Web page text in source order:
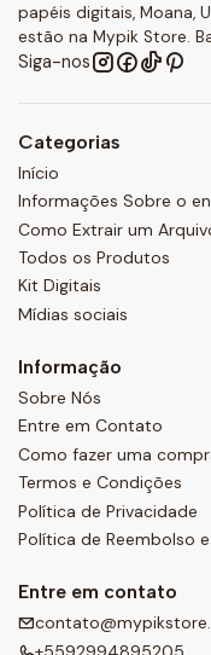
papéis digitais, Moana,
estão na Mypik Store.
Siga-nos
Categorias
Início
Informações Sobre o
Como Extrair um
Todos os Produtos
Kit Digitais
Mídias sociais
Informação
Sobre Nós
Entre em Contato
Como fazer uma
Termos e Condições
Política de Privacidade
Política de Reembolso
Entre em contato